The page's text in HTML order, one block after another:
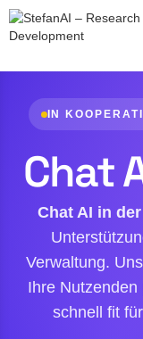
IN
Chat
Chat AI in
Verwaltung.
Ihre
schnell fit